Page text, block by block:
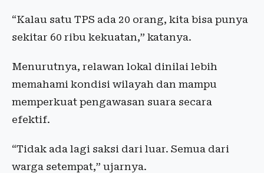
“Kalau satu TPS ada 20 orang, kita bisa punya
sekitar 60 ribu kekuatan,” katanya.
Menurutnya, relawan lokal dinilai lebih
memahami kondisi wilayah dan mampu
memperkuat pengawasan suara secara
efektif.
“Tidak ada lagi saksi dari luar. Semua dari
warga setempat,” ujarnya.